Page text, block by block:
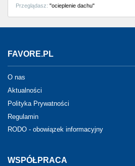
Przeglądasz: "ocieplenie dachu"
FAVORE.PL
O nas
Aktualności
Polityka Prywatności
Regulamin
RODO - obowiązek informacyjny
WSPÓŁPRACA